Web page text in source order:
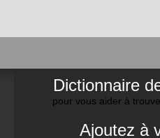
Dictionnaire
pour vous aider à
Ajoutez à